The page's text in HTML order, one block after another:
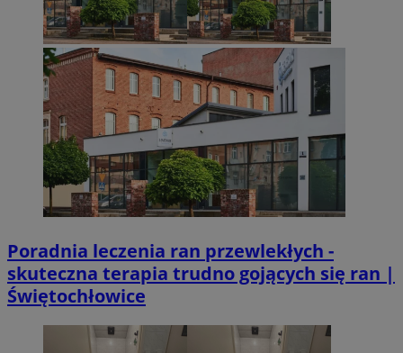
Poradnia leczenia ran przewlekłych -
skuteczna terapia trudno gojących się ran |
Świętochłowice